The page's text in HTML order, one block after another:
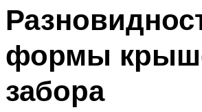
формы
забора